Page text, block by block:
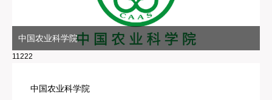
中国农业科学院
11222
中国农业科学院